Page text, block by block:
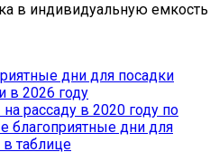
в индивидуальную
дни для посадки
в 2026 году